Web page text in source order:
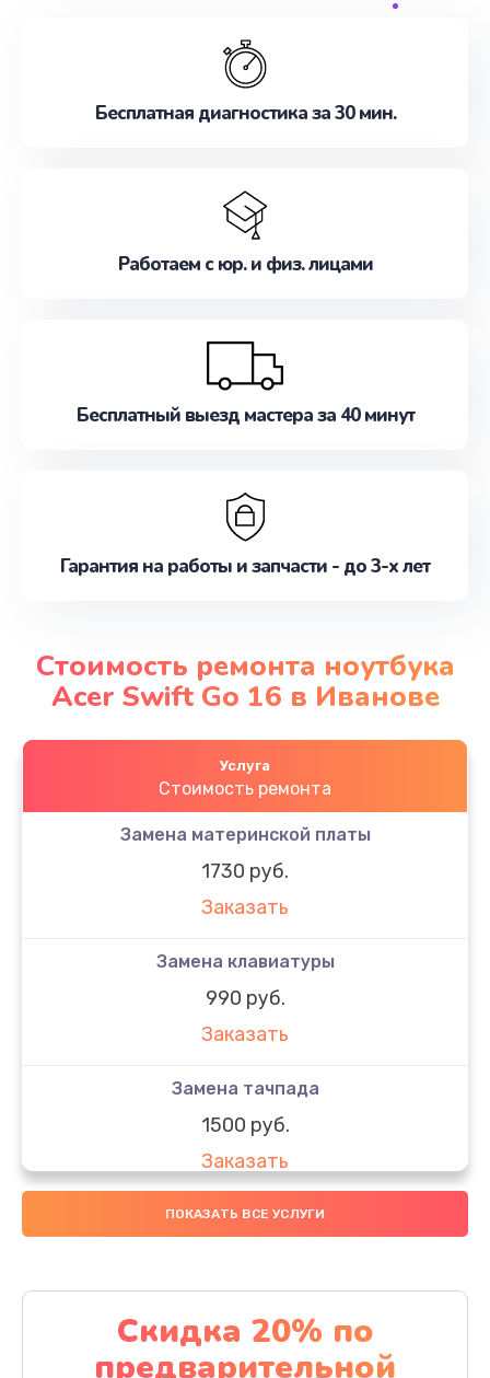
наилучшим образом. Не медлите записаться на
Бесплатная диагностика за 30 мин.
Работаем с юр. и физ. лицами
Бесплатный выезд мастера за 40 минут
Гарантия на работы и запчасти - до 3-х лет
Стоимость ремонта ноутбука
Acer Swift Go 16 в Иванове
Услуга
Стоимость ремонта
Замена материнской платы
1730 руб.
Заказать
Замена клавиатуры
990 руб.
Заказать
Замена тачпада
1500 руб.
Заказать
Замена южного моста
Заказать
Чистка от пыли
ПОКАЗАТЬ ВСЕ УСЛУГИ
Скидка 20% по
предварительной